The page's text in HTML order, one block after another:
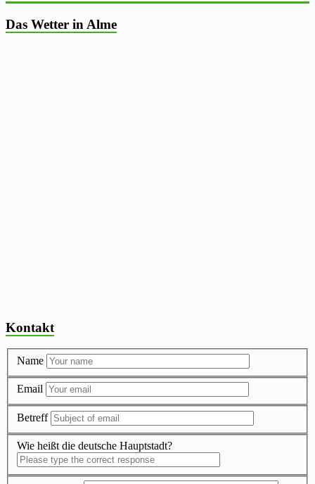
Das Wetter in Alme
Kontakt
Name
Email
Betreff
Wie heißt die deutsche Hauptstadt?